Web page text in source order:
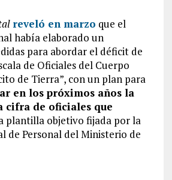
reveló en marzo que el
había elaborado un
para abordar el déficit de
de Oficiales del Cuerpo
de Tierra”, con un plan para
en los próximos años la
cifra de oficiales que
plantilla objetivo fijada por la
de Personal del Ministerio de